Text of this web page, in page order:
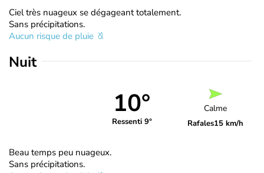
Ciel très nuageux se dégageant totalement.
Sans précipitations.
Aucun risque de pluie
Nuit
10°
Ressenti 9°
Calme
Rafales15 km/h
Beau temps peu nuageux.
Sans précipitations.